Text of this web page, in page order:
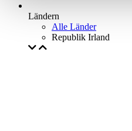
Ländern
Alle Länder
Republik Irland